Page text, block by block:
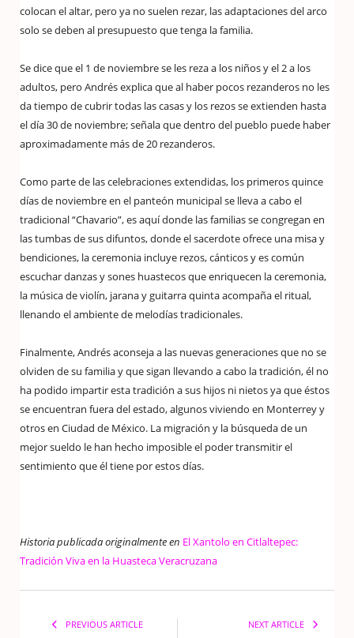
colocan el altar, pero ya no suelen rezar, las adaptaciones del arco
solo se deben al presupuesto que tenga la familia.
Se dice que el 1 de noviembre se les reza a los niños y el 2 a los
adultos, pero Andrés explica que al haber pocos rezanderos no les
da tiempo de cubrir todas las casas y los rezos se extienden hasta
el día 30 de noviembre; señala que dentro del pueblo puede haber
aproximadamente más de 20 rezanderos.
Como parte de las celebraciones extendidas, los primeros quince
días de noviembre en el panteón municipal se lleva a cabo el
tradicional “Chavario”, es aquí donde las familias se congregan en
las tumbas de sus difuntos, donde el sacerdote ofrece una misa y
bendiciones, la ceremonia incluye rezos, cánticos y es común
escuchar danzas y sones huastecos que enriquecen la ceremonia,
la música de violín, jarana y guitarra quinta acompaña el ritual,
llenando el ambiente de melodías tradicionales.
Finalmente, Andrés aconseja a las nuevas generaciones que no se
olviden de su familia y que sigan llevando a cabo la tradición, él no
ha podido impartir esta tradición a sus hijos ni nietos ya que éstos
se encuentran fuera del estado, algunos viviendo en Monterrey y
otros en Ciudad de México. La migración y la búsqueda de un
mejor sueldo le han hecho imposible el poder transmitir el
sentimiento que él tiene por estos días.
Historia publicada originalmente en El Xantolo en Citlaltepec:
Tradición Viva en la Huasteca Veracruzana
PREVIOUS ARTICLE NEXT ARTICLE